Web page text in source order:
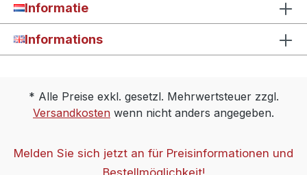
Informatie
Informations
* Alle Preise exkl. gesetzl. Mehrwertsteuer zzgl.
Versandkosten wenn nicht anders angegeben.
Melden Sie sich jetzt an für Preisinformationen und